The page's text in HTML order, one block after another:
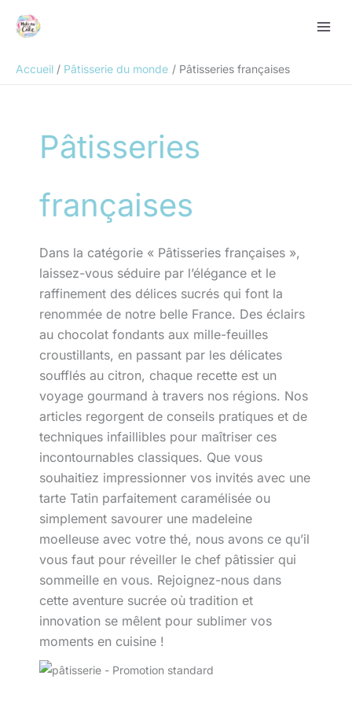
Accueil
Pâtisserie du monde Pâtisseries françaises
Pâtisseries
françaises
Dans la catégorie « Pâtisseries françaises »,
laissez-vous séduire par l’élégance et le
raffinement des délices sucrés qui font la
renommée de notre belle France. Des éclairs
au chocolat fondants aux mille-feuilles
croustillants, en passant par les délicates
soufflés au citron, chaque recette est un
voyage gourmand à travers nos régions. Nos
articles regorgent de conseils pratiques et de
techniques infaillibles pour maîtriser ces
incontournables classiques. Que vous
souhaitiez impressionner vos invités avec une
tarte Tatin parfaitement caramélisée ou
simplement savourer une madeleine
moelleuse avec votre thé, nous avons ce qu’il
vous faut pour réveiller le chef pâtissier qui
sommeille en vous. Rejoignez-nous dans
cette aventure sucrée où tradition et
innovation se mêlent pour sublimer vos
moments en cuisine !